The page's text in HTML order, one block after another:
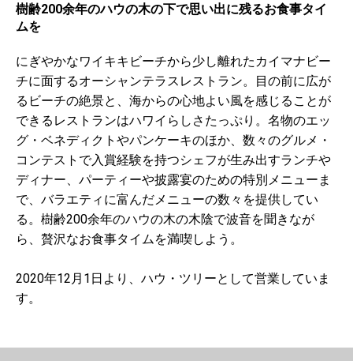
樹齢200余年のハウの木の下で思い出に残るお食事タイ
ムを
にぎやかなワイキキビーチから少し離れたカイマナビー
チに面するオーシャンテラスレストラン。目の前に広が
るビーチの絶景と、海からの心地よい風を感じることが
できるレストランはハワイらしさたっぷり。名物のエッ
グ・ベネディクトやパンケーキのほか、数々のグルメ・
コンテストで入賞経験を持つシェフが生み出すランチや
ディナー、パーティーや披露宴のための特別メニューま
で、バラエティに富んだメニューの数々を提供してい
る。樹齢200余年のハウの木の木陰で波音を聞きなが
ら、贅沢なお食事タイムを満喫しよう。
2020年12月1日より、ハウ・ツリーとして営業していま
す。